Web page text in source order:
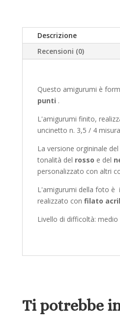
Descrizione
Recensioni (0)
Questo amigurumi è
punti .
L'amigurumi finito,
uncinetto n. 3,5 / 4
La versione orgininale
tonalità del rosso e del
personalizzato con altri
L'amigurumi della foto è
realizzato con filato
Livello di difficoltà: medio
Ti potrebbe